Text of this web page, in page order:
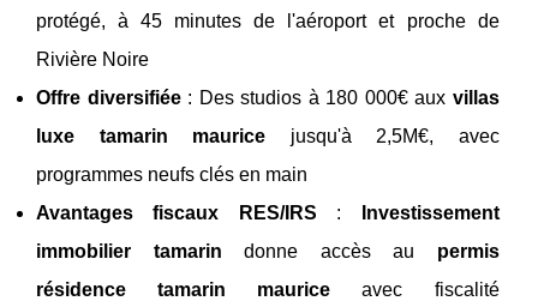
protégé, à 45 minutes de l'aéroport et proche de
Rivière Noire
Offre diversifiée: Des studios à 180 000€ aux villas
luxe tamarin maurice jusqu'à 2,5M€, avec
programmes neufs clés en main
Avantages fiscaux RES/IRS :
Investissement
immobilier tamarin donne accès au permis
résidence tamarin maurice avec fiscalité